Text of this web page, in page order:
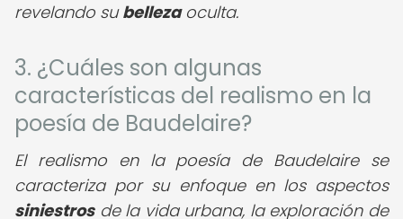
revelando subellezaoculta.
3. ¿Cuáles son algunas
características del realismo en la
poesía de Baudelaire?
El realismo en la poesía de Baudelaire se
caracteriza por su enfoque en los aspectos
siniestrosde la vida urbana, la exploración de